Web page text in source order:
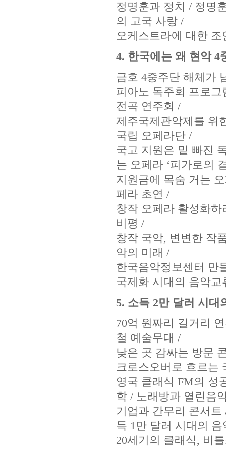
정명훈과 정치 / 정명
의 고국 사랑 /
오케스트라에 대한
4. 한국에는 왜 현악 4
금호 4중주단 해체가
피아노 독주회 프로
전곡 연주회 /
제주국제관악제를 위
국립 오페라단 /
국고 지원은 밑 빠진
는 오페라 ‘피가로의
지원금에 목숨 거는
페라 초연 /
창작 오페라 활성화
비평 /
창작 국악, 변변한 작
악의 미래 /
한국음악정보센터 만
국제화 시대의 음악
5. 소득 2만 달러 시대
70억 원짜리 길거리
철 예술무대 /
낮은 곳 감싸는 방문
크로스오버로 흐르는
영국 클래식 FM의 성
학 / 노래방과 열린음
기업과 간무리 콘서
득 1만 달러 시대의 음
20세기의 클래식, 비